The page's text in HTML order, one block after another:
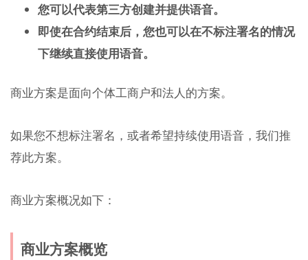
您可以代表第三方创建并提供语音。
即使在合约结束后，您也可以在不标注署名的情况
下继续直接使用语音。
商业方案是面向个体工商户和法人的方案。
如果您不想标注署名，或者希望持续使用语音，我们推
荐此方案。
商业方案概况如下：
商业方案概览